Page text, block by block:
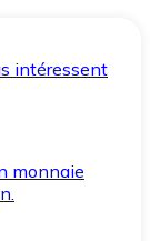
intéressent
monnaie